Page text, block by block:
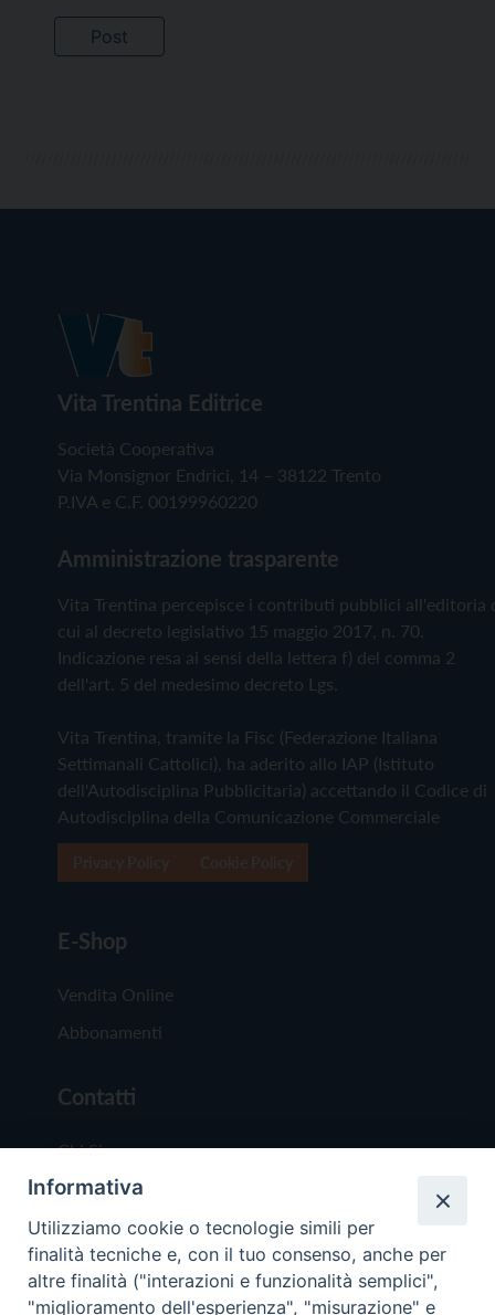
Vita Trentina Editrice
Società Cooperativa
Via Monsignor Endrici, 14 – 38122 Trento
P.IVA e C.F. 00199960220
Amministrazione trasparente
Vita Trentina percepisce i contributi pubblici all'editoria
cui al decreto legislativo 15 maggio 2017, n. 70.
Indicazione resa ai sensi della lettera f) del comma 2
dell'art. 5 del medesimo decreto Lgs.
Vita Trentina, tramite la Fisc (Federazione Italiana
Settimanali Cattolici), ha aderito allo IAP (Istituto
dell'Autodisciplina Pubblicitaria) accettando il Codice di
Autodisciplina della Comunicazione Commerciale
E-Shop
Vendita Online
Abbonamenti
Contatti
Chi Siamo
Redazione
Scrivici
Informativa
Utilizziamo cookie o tecnologie simili per
finalità tecniche e, con il tuo consenso, anche per
altre finalità ("interazioni e funzionalità semplici",
"miglioramento dell'esperienza", "misurazione" e